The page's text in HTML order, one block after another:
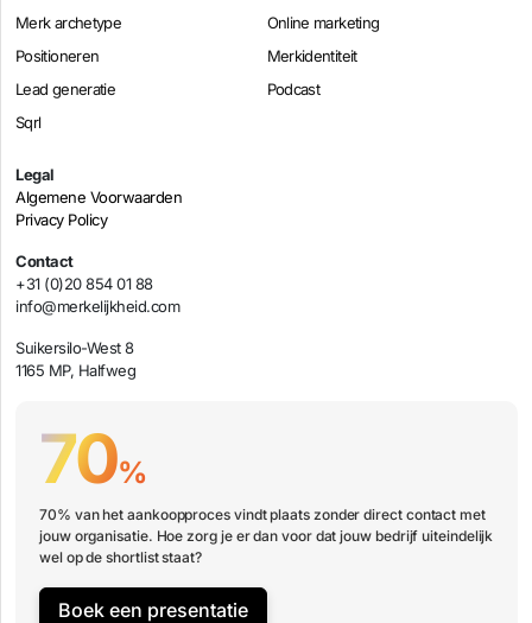
Merk archetype
Online marketing
Positioneren
Merkidentiteit
Lead generatie
Podcast
Sqrl
Legal
Algemene Voorwaarden
Privacy Policy
Contact
+31 (0)20 854 01 88
info@merkelijkheid.com
Suikersilo-West 8
1165 MP, Halfweg
70%
70% van het aankoopproces vindt plaats zonder direct contact met
jouw organisatie. Hoe zorg je er dan voor dat jouw bedrijf uiteindelijk
wel op de shortlist staat?
Boek een presentatie